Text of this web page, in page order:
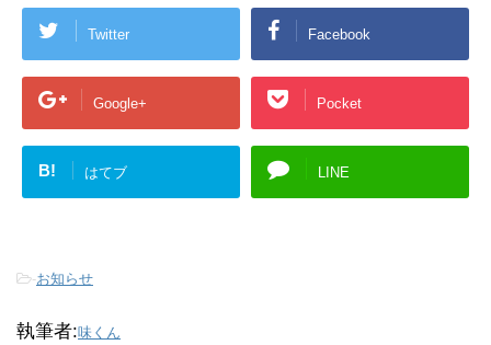
Twitter Facebook
Google+ Pocket
B! はてブ LINE
-お知らせ
執筆者:味くん